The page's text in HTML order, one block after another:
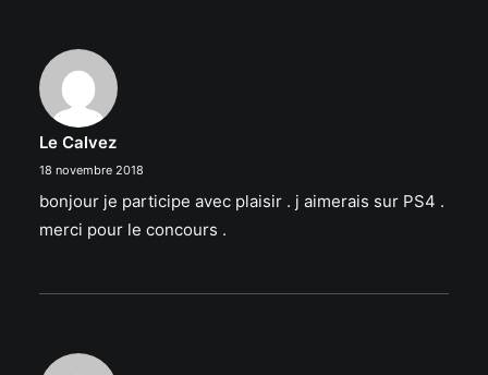
Le Calvez
18 novembre 2018
bonjour je participe avec plaisir . j aimerais sur PS4 .
merci pour le concours .